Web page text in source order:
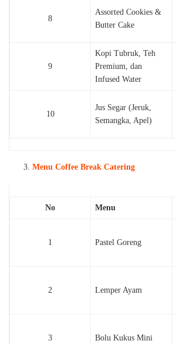
8
Assorted Cookies &
Butter Cake
9
Kopi Tubruk, Teh
Premium, dan
Infused Water
10
Jus Segar (Jeruk,
Semangka, Apel)
Menu Coffee Break Catering
No Menu
1 Pastel Goreng
2 Lemper Ayam
3 Bolu Kukus Mini